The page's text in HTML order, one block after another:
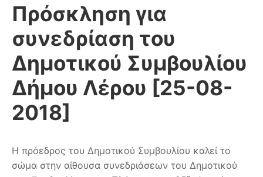
Πρόσκληση για
συνεδρίαση του
Δημοτικού Συμβουλίου
Δήμου Λέρου [25-08-
2018]
Η πρόεδρος του Δημοτικού Συμβουλίου καλεί το
σώμα στην αίθουσα συνεδριάσεων του Δημοτικού